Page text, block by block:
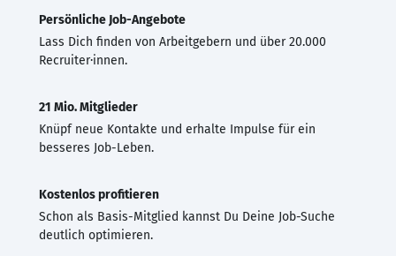
Persönliche Job-Angebote
Lass Dich finden von Arbeitgebern und über 20.000
Recruiter·innen.
21 Mio. Mitglieder
Knüpf neue Kontakte und erhalte Impulse für ein
besseres Job-Leben.
Kostenlos profitieren
Schon als Basis-Mitglied kannst Du Deine Job-Suche
deutlich optimieren.